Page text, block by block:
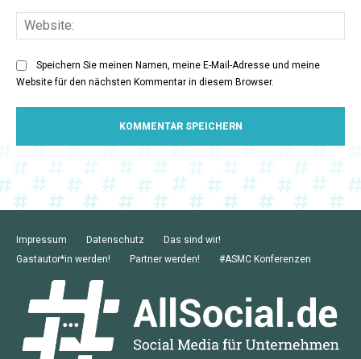
Speichern Sie meinen Namen, meine E-Mail-Adresse und meine
Website für den nächsten Kommentar in diesem Browser.
Impressum Datenschutz
Das sind wir!
Gastautor*in werden!
Partner werden! #ASMC Konferenzen